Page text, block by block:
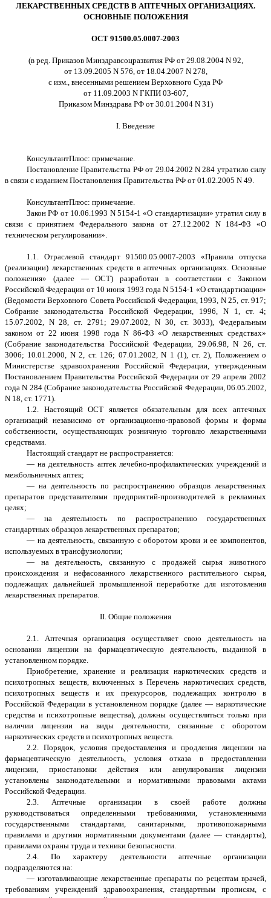
ЛЕКАРСТВЕННЫХ СРЕДСТВ В АПТЕЧНЫХ ОРГАНИЗАЦИЯХ.
ОСНОВНЫЕ ПОЛОЖЕНИЯ
ОСТ 91500.05.0007-2003
(в ред. Приказов Минздравсоцразвития РФ от 29.08.2004 N 92,
от 13.09.2005 N 576, от 18.04.2007 N 278,
с изм., внесенными решением Верховного Суда РФ
от 11.09.2003 N ГКПИ 03-607,
Приказом Минздрава РФ от 30.01.2004 N 31)
I. Введение
КонсультантПлюс: примечание.
Постановление Правительства РФ от 29.04.2002 N 284 утратило силу
в связи с изданием Постановления Правительства РФ от 01.02.2005 N 49.
КонсультантПлюс: примечание.
Закон РФ от 10.06.1993 N 5154-1 «О стандартизации» утратил силу в
связи с принятием Федерального закона от 27.12.2002 N 184-ФЗ «О
техническом регулировании».
1.1. Отраслевой стандарт 91500.05.0007-2003 «Правила отпуска
(реализации) лекарственных средств в аптечных организациях. Основные
положения» (далее — ОСТ) разработан в соответствии с Законом
Российской Федерации от 10 июня 1993 года N 5154-1 «О стандартизации»
(Ведомости Верховного Совета Российской Федерации, 1993, N 25, ст. 917;
Собрание законодательства Российской Федерации, 1996, N 1, ст. 4;
15.07.2002, N 28, ст. 2791; 29.07.2002, N 30, ст. 3033), Федеральным
законом от 22 июня 1998 года N 86-ФЗ «О лекарственных средствах»
(Собрание законодательства Российской Федерации, 29.06.98, N 26, ст.
3006; 10.01.2000, N 2, ст. 126; 07.01.2002, N 1 (1), ст. 2), Положением о
Министерстве здравоохранения Российской Федерации, утвержденным
Постановлением Правительства Российской Федерации от 29 апреля 2002
года N 284 (Собрание законодательства Российской Федерации, 06.05.2002,
N 18, ст. 1771).
1.2. Настоящий ОСТ является обязательным для всех аптечных
организаций независимо от организационно-правовой формы и формы
собственности, осуществляющих розничную торговлю лекарственными
средствами.
Настоящий стандарт не распространяется:
— на деятельность аптек лечебно-профилактических учреждений и
межбольничных аптек;
— на деятельность по распространению образцов лекарственных
препаратов представителями предприятий-производителей в рекламных
целях;
— на деятельность по распространению государственных
стандартных образцов лекарственных препаратов;
— на деятельность, связанную с оборотом крови и ее компонентов,
используемых в трансфузиологии;
— на деятельность, связанную с продажей сырья животного
происхождения и нефасованного лекарственного растительного сырья,
подлежащих дальнейшей промышленной переработке для изготовления
лекарственных препаратов.
II. Общие положения
2.1. Аптечная организация осуществляет свою деятельность на
основании лицензии на фармацевтическую деятельность, выданной в
установленном порядке.
Приобретение, хранение и реализация наркотических средств и
психотропных веществ, включенных в Перечень наркотических средств,
психотропных веществ и их прекурсоров, подлежащих контролю в
Российской Федерации в установленном порядке (далее — наркотические
средства и психотропные вещества), должны осуществляться только при
наличии лицензии на виды деятельности, связанные с оборотом
наркотических средств и психотропных веществ.
2.2. Порядок, условия предоставления и продления лицензии на
фармацевтическую деятельность, условия отказа в предоставлении
лицензии, приостановки действия или аннулирования лицензии
установлены законодательными и нормативными правовыми актами
Российской Федерации.
2.3. Аптечные организации в своей работе должны
руководствоваться определенными требованиями, установленными
государственными стандартами, санитарными, противопожарными
правилами и другими нормативными документами (далее — стандарты),
правилами охраны труда и техники безопасности.
2.4. По характеру деятельности аптечные организации
подразделяются на:
— изготавливающие лекарственные препараты по рецептам врачей,
требованиям учреждений здравоохранения, стандартным прописям, с